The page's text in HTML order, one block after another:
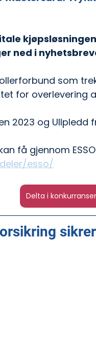
ned i
som
for overlevering
2023 og Ullpledd
få gjennom
esso/
Delta i